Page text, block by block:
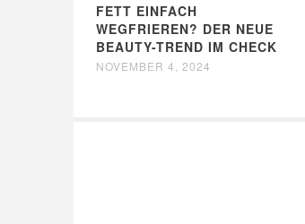
FETT EINFACH
WEGFRIEREN? DER NEUE
BEAUTY-TREND IM CHECK
NOVEMBER 4, 2024